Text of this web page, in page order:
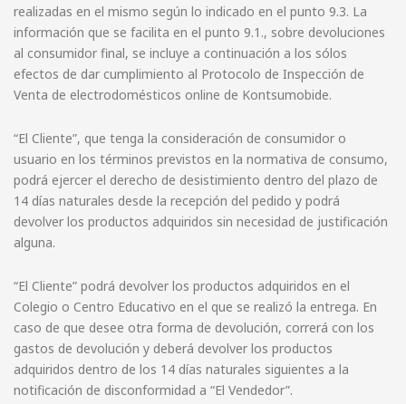
realizadas en el mismo según lo indicado en el punto 9.3. La
información que se facilita en el punto 9.1., sobre devoluciones
al consumidor final, se incluye a continuación a los sólos
efectos de dar cumplimiento al Protocolo de Inspección de
Venta de electrodomésticos online de Kontsumobide.
“El Cliente”, que tenga la consideración de consumidor o
usuario en los términos previstos en la normativa de consumo,
podrá ejercer el derecho de desistimiento dentro del plazo de
14 días naturales desde la recepción del pedido y podrá
devolver los productos adquiridos sin necesidad de justificación
alguna.
“El Cliente” podrá devolver los productos adquiridos en el
Colegio o Centro Educativo en el que se realizó la entrega. En
caso de que desee otra forma de devolución, correrá con los
gastos de devolución y deberá devolver los productos
adquiridos dentro de los 14 días naturales siguientes a la
notificación de disconformidad a “El Vendedor”.